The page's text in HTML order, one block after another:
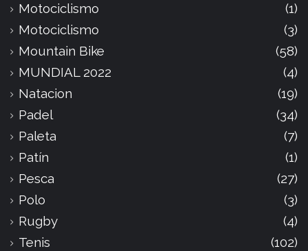
Motociclismo
(1)
Motociclismo
(3)
Mountain Bike
(58)
MUNDIAL 2022
(4)
Natacion
(19)
Padel
(34)
Paleta
(7)
Patín
(1)
Pesca
(27)
Polo
(3)
Rugby
(4)
Tenis
(102)